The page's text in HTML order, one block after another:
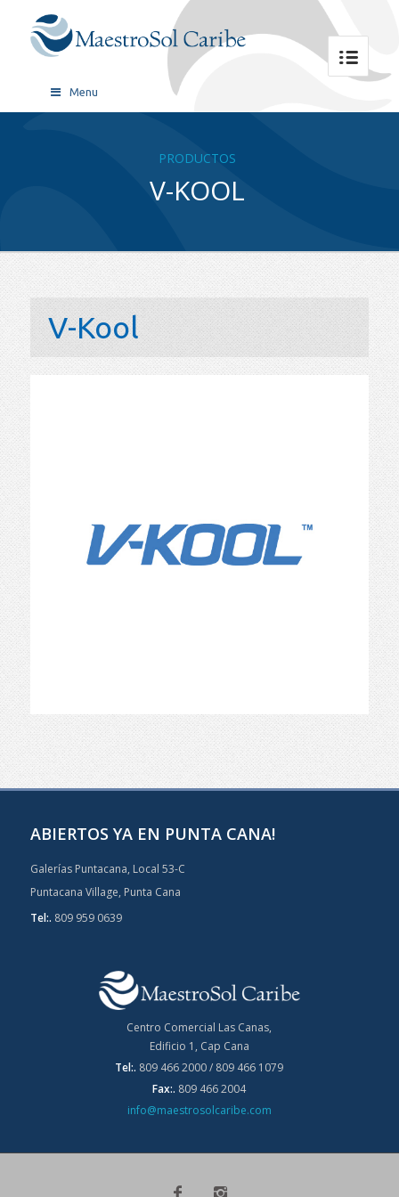
Menu
PRODUCTOS
V-KOOL
V-Kool
ABIERTOS YA EN PUNTA CANA!
Galerías Puntacana, Local 53-C
Puntacana Village, Punta Cana
Tel:. 809 959 0639
Centro Comercial Las Canas,
Edificio 1, Cap Cana
Tel:. 809 466 2000 / 809 466 1079
Fax:. 809 466 2004
info@maestrosolcaribe.com